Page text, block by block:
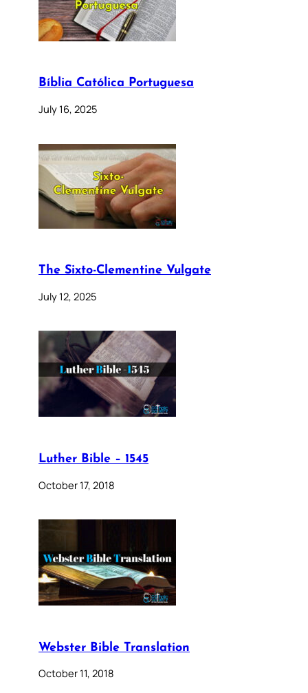
Bíblia Católica Portuguesa
July 16, 2025
The Sixto-Clementine Vulgate
July 12, 2025
Luther Bible – 1545
October 17, 2018
Webster Bible Translation
October 11, 2018